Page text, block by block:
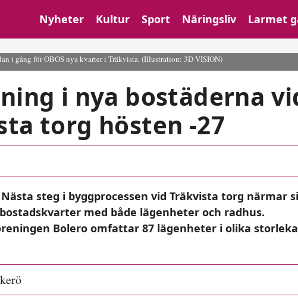
Nyheter Kultur Sport Näringsliv Larmet
i gång för OBOS nya kvarter i Träkvista.(Illustration: 3D VISION)
i nya bostäderna
torg hösten -27
Nästa steg i byggprocessen vid Träkvista torg närmar
med både lägenheter och radhus.
Bolero omfattar 87 lägenheter i olika